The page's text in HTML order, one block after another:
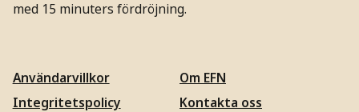
med 15 minuters fördröjning.
Användarvillkor
Integritetspolicy
Om EFN
Kontakta oss